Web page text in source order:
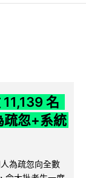
名
疏忽+系統
為疏忽向全數